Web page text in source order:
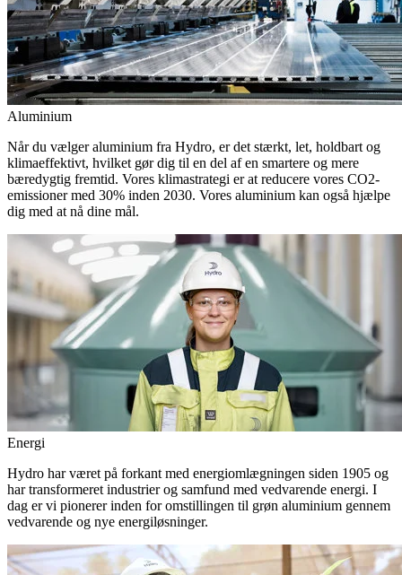
Aluminium
Når du vælger aluminium fra Hydro, er det stærkt, let, holdbart og
klimaeffektivt, hvilket gør dig til en del af en smartere og mere
bæredygtig fremtid. Vores klimastrategi er at reducere vores CO2-
emissioner med 30% inden 2030. Vores aluminium kan også hjælpe
dig med at nå dine mål.
Energi
Hydro har været på forkant med energiomlægningen siden 1905 og
har transformeret industrier og samfund med vedvarende energi. I
dag er vi pionerer inden for omstillingen til grøn aluminium gennem
vedvarende og nye energiløsninger.